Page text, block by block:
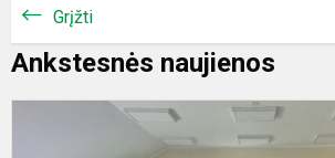
Grįžti
Ankstesnės naujienos